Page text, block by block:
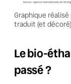
Graphique réalisé
traduit (et
Le bio-
passé ?